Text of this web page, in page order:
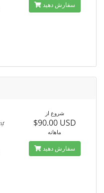
سفارش دهید
شروع از
$90.00 USD
ماهانه
سفارش دهید